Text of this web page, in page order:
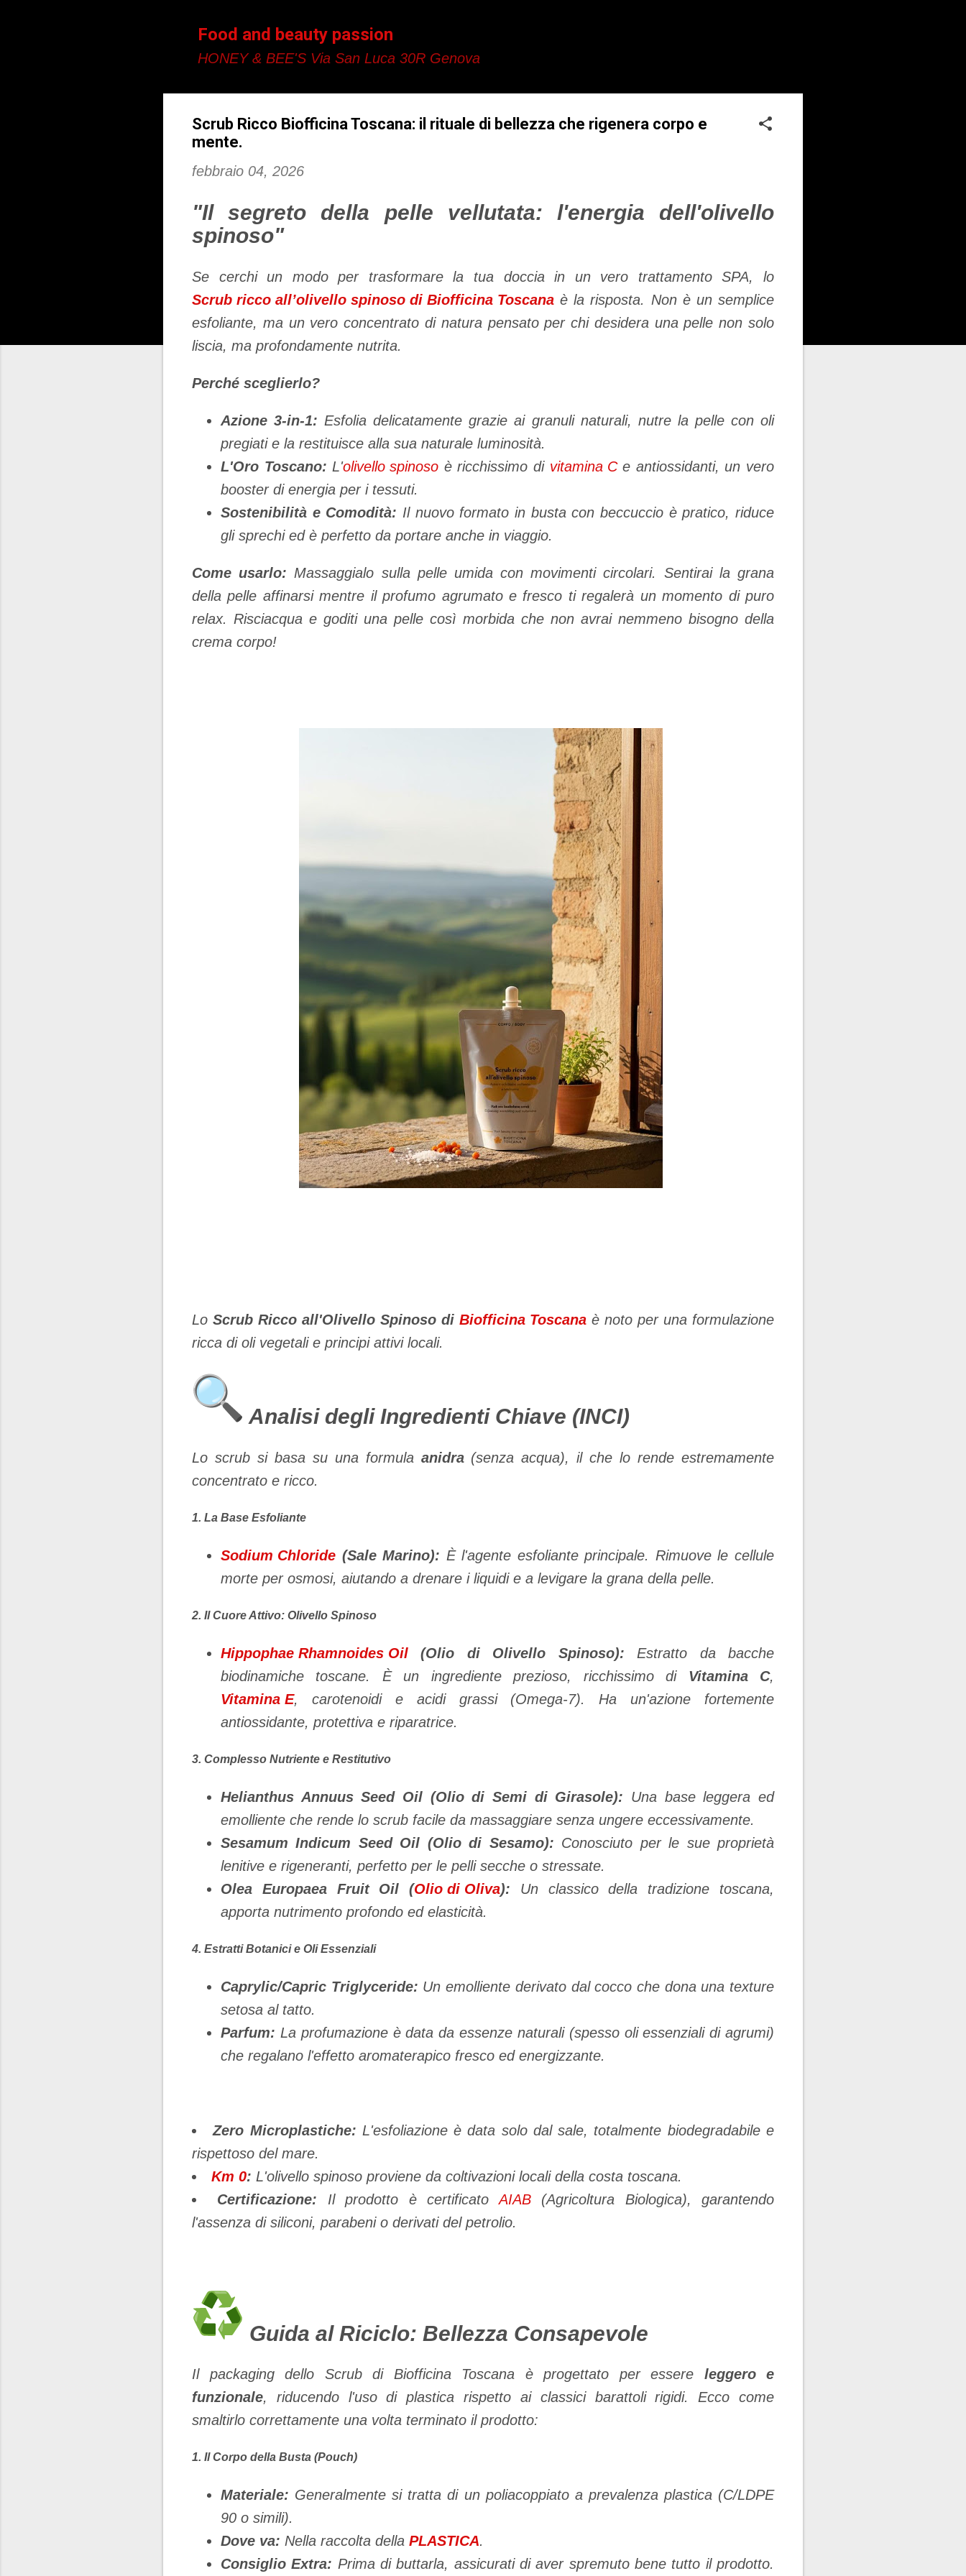
Food and beauty passion
HONEY & BEE'S Via San Luca 30R Genova
Scrub Ricco Biofficina Toscana: il rituale di bellezza che rigenera corpo e
mente.
febbraio 04, 2026
"Il segreto della pelle vellutata: l'energia dell'olivello
spinoso"
Se cerchi un modo per trasformare la tua doccia in un vero trattamento SPA, lo
Scrub ricco all’olivello spinoso di Biofficina Toscana è la risposta. Non è un semplice
esfoliante, ma un vero concentrato di natura pensato per chi desidera una pelle non solo
liscia, ma profondamente nutrita.
Perché sceglierlo?
Azione 3-in-1: Esfolia delicatamente grazie ai granuli naturali, nutre la pelle con oli
pregiati e la restituisce alla sua naturale luminosità.
L'Oro Toscano: L'olivello spinoso è ricchissimo di vitamina Ce antiossidanti, un vero
booster di energia per i tessuti.
Sostenibilità e Comodità: Il nuovo formato in busta con beccuccio è pratico, riduce
gli sprechi ed è perfetto da portare anche in viaggio.
Come usarlo: Massaggialo sulla pelle umida con movimenti circolari. Sentirai la grana
della pelle affinarsi mentre il profumo agrumato e fresco ti regalerà un momento di puro
relax. Risciacqua e goditi una pelle così morbida che non avrai nemmeno bisogno della
crema corpo!
Lo Scrub Ricco all'Olivello Spinoso di Biofficina Toscana è noto per una formulazione
ricca di oli vegetali e principi attivi locali.
Analisi degli Ingredienti Chiave (INCI)
​Lo scrub si basa su una formula anidra(senza acqua), il che lo rende estremamente
concentrato e ricco.
​1. La Base Esfoliante
Sodium Chloride (Sale Marino): È l'agente esfoliante principale. Rimuove le cellule
morte per osmosi, aiutando a drenare i liquidi e a levigare la grana della pelle.
​2. Il Cuore Attivo: Olivello Spinoso
Hippophae Rhamnoides Oil (Olio di Olivello Spinoso): Estratto da bacche
biodinamiche toscane. È un ingrediente prezioso, ricchissimo di Vitamina C,
Vitamina E, carotenoidi e acidi grassi (Omega-7). Ha un'azione fortemente
antiossidante, protettiva e riparatrice.
​3. Complesso Nutriente e Restitutivo
Helianthus Annuus Seed Oil (Olio di Semi di Girasole): Una base leggera ed
emolliente che rende lo scrub facile da massaggiare senza ungere eccessivamente.
Sesamum Indicum Seed Oil (Olio di Sesamo): Conosciuto per le sue proprietà
lenitive e rigeneranti, perfetto per le pelli secche o stressate.
Olea Europaea Fruit Oil (Olio di Oliva): Un classico della tradizione toscana,
apporta nutrimento profondo ed elasticità.
​4. Estratti Botanici e Oli Essenziali
Caprylic/Capric Triglyceride: Un emolliente derivato dal cocco che dona una texture
setosa al tatto.
Parfum: La profumazione è data da essenze naturali (spesso oli essenziali di agrumi)
che regalano l'effetto aromaterapico fresco ed energizzante.
Zero Microplastiche: L'esfoliazione è data solo dal sale, totalmente biodegradabile e
rispettoso del mare.
Km 0: L'olivello spinoso proviene da coltivazioni locali della costa toscana.
Certificazione: Il prodotto è certificatoAIAB(Agricoltura Biologica), garantendo
l'assenza di siliconi, parabeni o derivati del petrolio.
Guida al Riciclo: Bellezza Consapevole
​Il packaging dello Scrub di Biofficina Toscana è progettato per essere leggero e
funzionale, riducendo l'uso di plastica rispetto ai classici barattoli rigidi. Ecco come
smaltirlo correttamente una volta terminato il prodotto:
​1. Il Corpo della Busta (Pouch)
Materiale: Generalmente si tratta di un poliacoppiato a prevalenza plastica (C/LDPE
90 o simili).
Dove va: Nella raccolta della PLASTICA.
Consiglio Extra: Prima di buttarla, assicurati di aver spremuto bene tutto il prodotto.